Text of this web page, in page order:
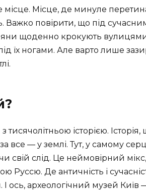
Місце, де минуле
Важко повірити, що під
щоденно крокують
їх ногами. Але варто лише
історією. Історія,
все — у землі. Тут, у самому
свій слід. Це неймовірний
Руссю. Де античність і
ось, археологічний музей Київ